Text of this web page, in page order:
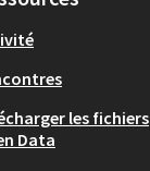
les fichiers
Data